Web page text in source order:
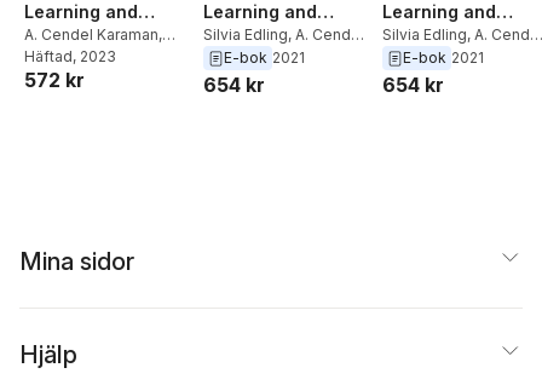
Learning and
Identities in
Teaching
A. Cendel Karaman,
Silvia Edling
Häftad, 2023
572 kr
Learning and
Identities in
Teaching
Silvia Edling, A. Cendel
Karaman
E-bok 2021
654 kr
Learning and
Identities in
Teaching
Silvia Edling, A. Cendel
Karaman
E-bok 2021
654 kr
Mina sidor
Hjälp